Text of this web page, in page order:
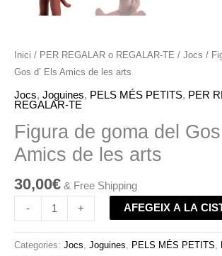
Inici / PER REGALAR o REGALAR-TE / Jocs /
Gos d’ Els Amics de les arts
Jocs, Joguines, PELS MÉS PETITS, PER
REGALAR-TE
Figura de goma del Gos
Amics de les arts
30,00€ & Free Shipping
- + AFEGEIX A LA
Categories: Jocs, Joguines, PELS MÉS PETITS,